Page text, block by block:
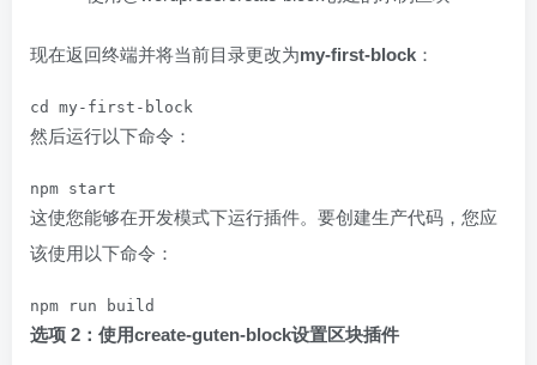
现在返回终端并将当前目录更改为my-first-block ：
cd my-first-block
然后运行以下命令：
npm start
这使您能够在开发模式下运行插件。要创建生产代码，您应
该使用以下命令：
npm run build
选项 2：使用create-guten-block设置区块插件